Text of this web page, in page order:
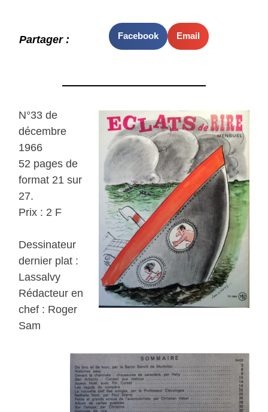
Partager : Facebook Email
N°33 de
décembre
1966
52 pages de
format 21 sur
27.
Prix : 2 F
Dessinateur
dernier plat :
Lassalvy
Rédacteur en
chef : Roger
Sam